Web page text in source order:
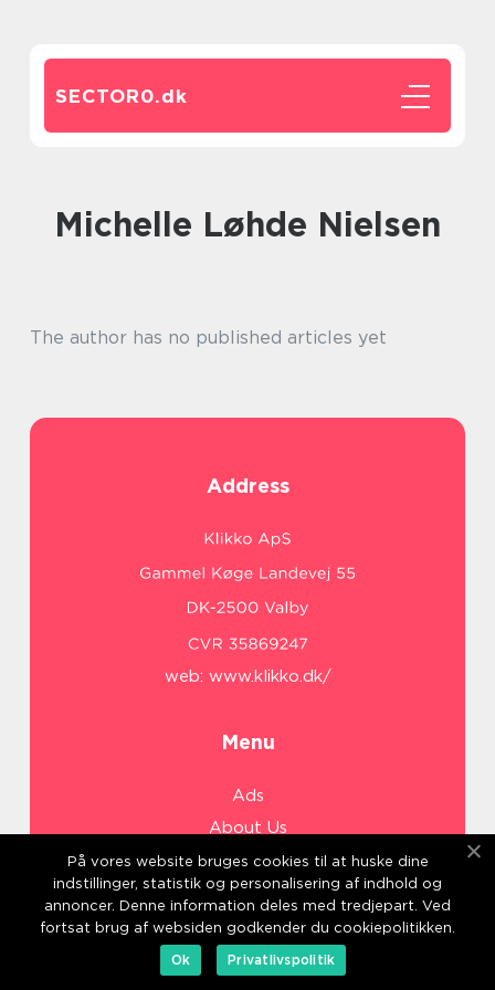
SECTOR0.dk
Michelle Løhde Nielsen
The author has no published articles yet
Address
web: www.klikko.dk/
Menu
Ads
About Us
Cookies
Contact
Sitemap
På vores website bruges cookies til at huske dine
indstillinger, statistik og personalisering af indhold og
annoncer. Denne information deles med tredjepart. Ved
fortsat brug af websiden godkender du cookiepolitikken.
Ok
Privatlivspolitik